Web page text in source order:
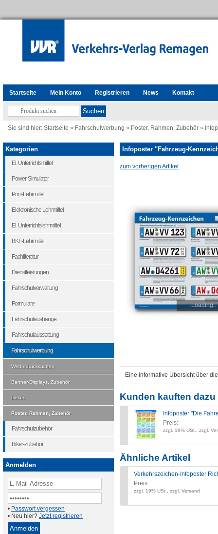
Startseite Mein Konto Registrieren News Kontakt
Sie sind hier: Startseite » Fahrschulwerbung » Poster, Rahmen, Zubehör »
Infoposter "Fahrzeug-
zum vorherigen Artikel
Loading...
Eine informative Übersicht über
Kunden kauften
Infoposter "Die
Preis:
zzgl. 19% USt., zzgl.
Ähnliche Artikel
Verkehrszeichen-Infoposter
Preis:
zzgl. 19% USt., zzgl. Versand
Kategorien
El. Unterrichtsmittel
Power-Simulator
Print-Lehrmittel
Elektronische Lehrmittel
El. Unterrichtslehrmittel
BKF-Lehrmittel
Fachliteratur
Dienstleistungen
Fahrschulverwaltung
Formulare
Fahrschulaushänge
Fahrschulausstattung
Fahrschulwerbung
Werbedrucksachen
Banner-Displays, Zubehör
Dekos
Poster, Rahmen, Zubehör
Fahrschulzubehör
Biker-Zubehör
Anmelden
• Passwort vergessen
• Neu hier? Jetzt registrieren